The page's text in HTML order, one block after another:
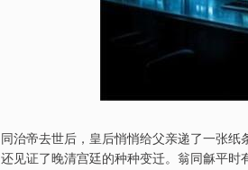
同治帝去世后，皇后悄悄给父亲递了一张
还见证了晚清宫廷的种种变迁。翁同龢平